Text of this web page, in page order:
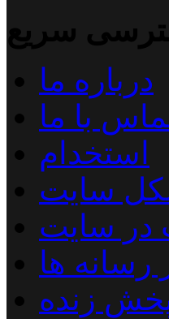
سریع
درباره ما
با ما
استخدام
سایت
در سایت
رسانه ها
زنده